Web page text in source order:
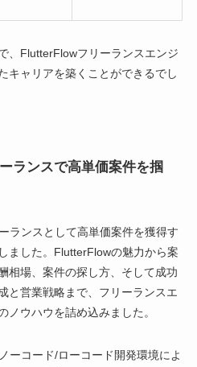
、FlutterFlowフリーランスエンジ
キャリアを築くことができるでし
ランスで高単価案件を掴
ランスとして高単価案件を獲得す
ました。FlutterFlowの魅力から案
相場、案件の探し方、そして成功
と営業戦略まで、フリーランスエ
ノウハウを詰め込みました。
ーコード/ローコード開発環境によ